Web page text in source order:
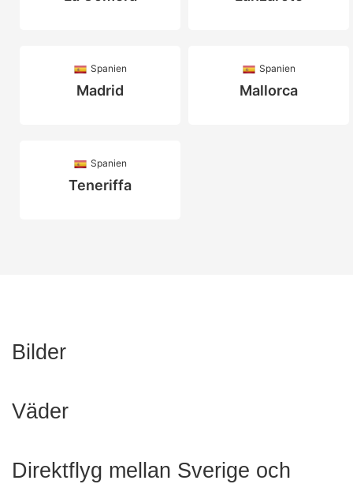
Spanien
Madrid
Spanien
Mallorca
Spanien
Teneriffa
Bilder
Väder
Direktflyg mellan Sverige och